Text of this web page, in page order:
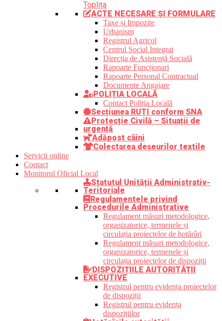
Toplița
ACTE NECESARE ȘI FORMULARE
Taxe și Impozite
Urbanism
Registrul Agricol
Centrul Social Integrat
Direcția de Asistență Socială
Rapoarte Funcționari
Rapoarte Personal Contractual
Documente Angajare
POLIȚIA LOCALĂ
Contact Poliția Locală
Secțiunea RUTI conform SNA
Protecție Civilă – Situații de
urgență
Adăpost câini
Colectarea deșeurilor textile
Servicii online
Contact
Monitorul Oficial Local
Statutul Unității Administrativ-
Teritoriale
Regulamentele privind
Procedurile Administrative
Regulament măsuri metodologice,
organizatorice, termenele și
circulația proiectelor de hotărâri
Regulament măsuri metodologice,
organizatorice, termenele și
circulația proiectelor de dispoziții
DISPOZIȚIILE AUTORITĂȚII
EXECUTIVE
Registrul pentru evidența proiectelor
de dispoziții
Registrul pentru evidența
dispozițiilor